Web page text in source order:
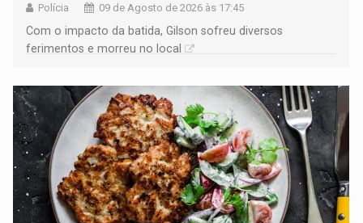
Polícia 09 de Agosto de 2026 às 17:45
​Com o impacto da batida, Gilson sofreu diversos
ferimentos e morreu no local